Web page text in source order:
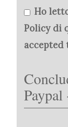
Ho
Policy di
accepted